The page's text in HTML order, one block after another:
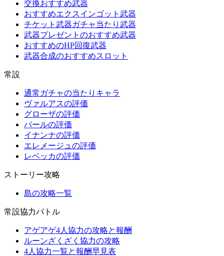
交換おすすめ武器
おすすめエクスインゴット武器
チケット武器ガチャ当たり武器
武器プレゼントのおすすめ武器
おすすめのHP回復武器
武器合成のおすすめスロット
常設
通常ガチャの当たりキャラ
ヴァルアスの評価
グローザの評価
バールの評価
イナンナの評価
エレメージュの評価
レベッカの評価
ストーリー攻略
島の攻略一覧
常設協力バトル
アゲアゲ4人協力の攻略と報酬
ルーンざくざく協力の攻略
4人協力一覧と報酬早見表